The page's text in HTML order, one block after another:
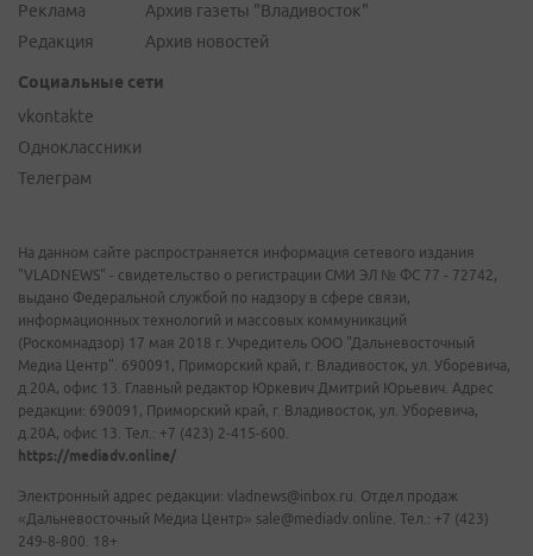
Реклама
Редакция
Архив газеты "Владивосток"
Архив новостей
Социальные сети
vkontakte
Одноклассники
Телеграм
На данном сайте распространяется информация сетевого издания
"VLADNEWS" - свидетельство о регистрации СМИ ЭЛ № ФС 77 - 72742,
выдано Федеральной службой по надзору в сфере связи,
информационных технологий и массовых коммуникаций
(Роскомнадзор) 17 мая 2018 г. Учредитель ООО "Дальневосточный
Медиа Центр". 690091, Приморский край, г. Владивосток, ул. Уборевича,
д.20А, офис 13. Главный редактор Юркевич Дмитрий Юрьевич. Адрес
редакции: 690091, Приморский край, г. Владивосток, ул. Уборевича,
д.20А, офис 13. Тел.: +7 (423) 2-415-600.
https://mediadv.online/
Электронный адрес редакции: vladnews@inbox.ru. Отдел продаж
«Дальневосточный Медиа Центр» sale@mediadv.online. Тел.: +7 (423)
249-8-800. 18+